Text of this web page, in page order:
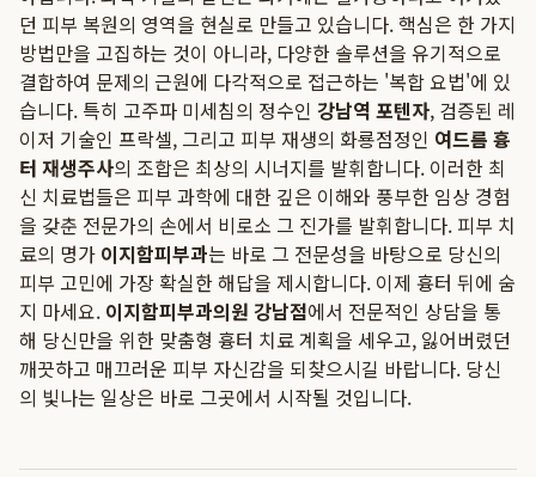
던 피부 복원의 영역을 현실로 만들고 있습니다. 핵심은 한 가지
방법만을 고집하는 것이 아니라, 다양한 솔루션을 유기적으로
결합하여 문제의 근원에 다각적으로 접근하는 '복합 요법'에 있
습니다. 특히 고주파 미세침의 정수인 강남역 포텐자, 검증된 레
이저 기술인 프락셀, 그리고 피부 재생의 화룡점정인 여드름 흉
터 재생주사의 조합은 최상의 시너지를 발휘합니다. 이러한 최
신 치료법들은 피부 과학에 대한 깊은 이해와 풍부한 임상 경험
을 갖춘 전문가의 손에서 비로소 그 진가를 발휘합니다. 피부 치
료의 명가 이지함피부과는 바로 그 전문성을 바탕으로 당신의
피부 고민에 가장 확실한 해답을 제시합니다. 이제 흉터 뒤에 숨
지 마세요. 이지함피부과의원 강남점에서 전문적인 상담을 통
해 당신만을 위한 맞춤형 흉터 치료 계획을 세우고, 잃어버렸던
깨끗하고 매끄러운 피부 자신감을 되찾으시길 바랍니다. 당신
의 빛나는 일상은 바로 그곳에서 시작될 것입니다.